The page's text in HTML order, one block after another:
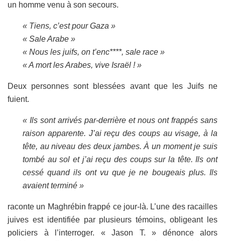
un homme venu à son secours.
« Tiens, c’est pour Gaza »
« Sale Arabe »
« Nous les juifs, on t’enc****, sale race »
« A mort les Arabes, vive Israël ! »
Deux personnes sont blessées avant que les Juifs ne
fuient.
« Ils sont arrivés par-derrière et nous ont frappés sans
raison apparente. J’ai reçu des coups au visage, à la
tête, au niveau des deux jambes. À un moment je suis
tombé au sol et j’ai reçu des coups sur la tête. Ils ont
cessé quand ils ont vu que je ne bougeais plus. Ils
avaient terminé »
raconte un Maghrébin frappé ce jour-là. L’une des racailles
juives est identifiée par plusieurs témoins, obligeant les
policiers à l’interroger. « Jason T. » dénonce alors